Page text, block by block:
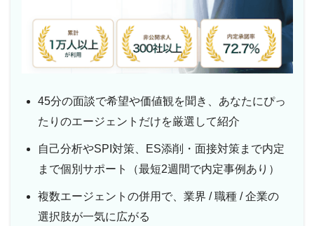
45分の面談で希望や価値観を聞き、あなたにぴっ
たりのエージェントだけを厳選して紹介
自己分析やSPI対策、ES添削・面接対策まで内定
まで個別サポート（最短2週間で内定事例あり）
複数エージェントの併用で、業界 / 職種 / 企業の
選択肢が一気に広がる